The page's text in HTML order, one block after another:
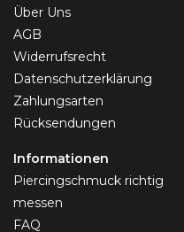
Über Uns
AGB
Widerrufsrecht
Datenschutzerklärung
Zahlungsarten
Rücksendungen
Informationen
Piercingschmuck richtig
messen
FAQ